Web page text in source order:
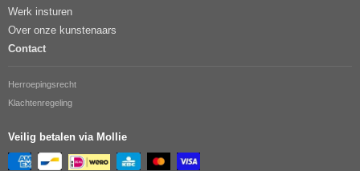
Werk insturen
Over onze kunstenaars
Contact
Herroepingsrecht
Klachtenregeling
Veilig betalen via Mollie